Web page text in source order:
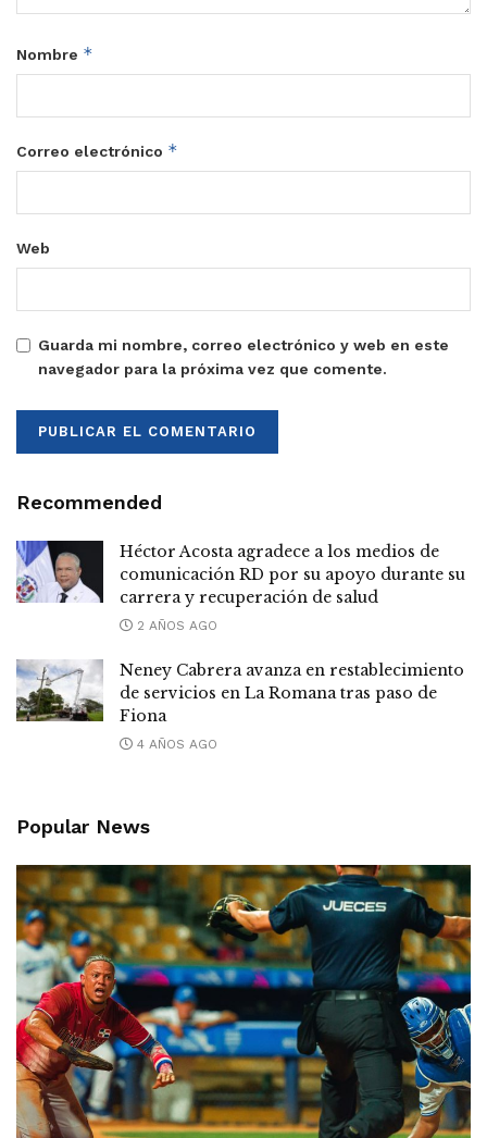
Nombre *
Correo electrónico *
Web
Guarda mi nombre, correo electrónico y web en este
navegador para la próxima vez que comente.
Recommended
Héctor Acosta agradece a los medios de
comunicación RD por su apoyo durante su
carrera y recuperación de salud
2 AÑOS AGO
Neney Cabrera avanza en restablecimiento
de servicios en La Romana tras paso de
Fiona
4 AÑOS AGO
Popular News